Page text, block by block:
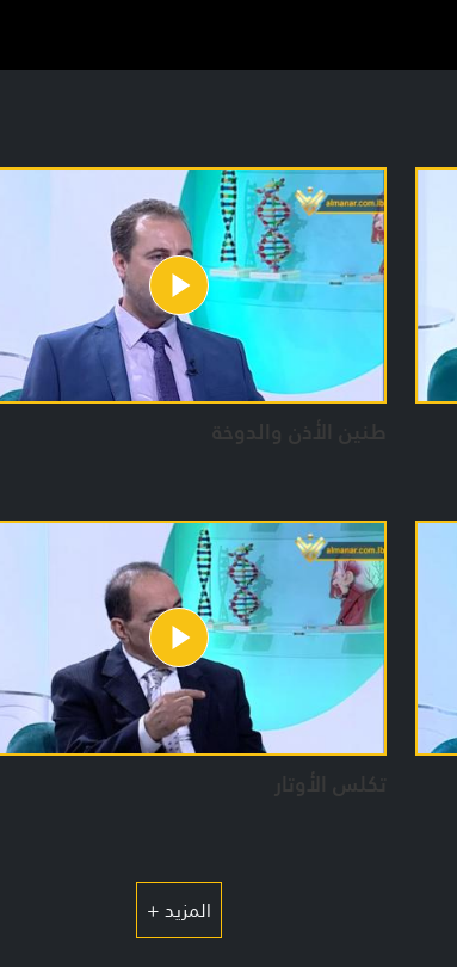
طنين الأذن والدوخة
تكلس الأوتار
المزيد +